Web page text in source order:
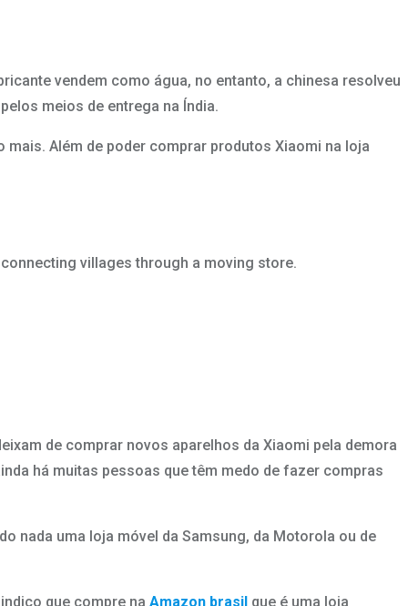
vendem como água, no entanto, a chinesa resolveu
meios de entrega na Índia.
Além de poder comprar produtos Xiaomi na loja
connecting villages through a moving store.
de comprar novos aparelhos da Xiaomi pela demora
há muitas pessoas que têm medo de fazer compras
nada uma loja móvel da Samsung, da Motorola ou de
que compre na Amazon brasil que é uma loja